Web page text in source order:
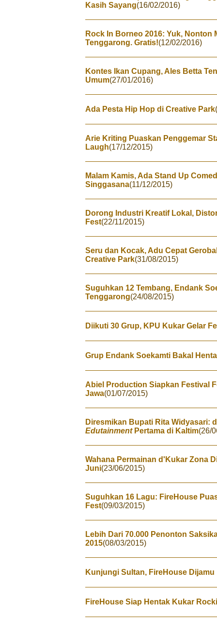
Kasih Sayang(16/02/2016)
Rock In Borneo 2016: Yuk, Nonton
Tenggarong. Gratis!(12/02/2016)
Kontes Ikan Cupang, Ales Betta
Umum(27/01/2016)
Ada Pesta Hip Hop di Creative Park
Arie Kriting Puaskan Penggemar
Laugh(17/12/2015)
Malam Kamis, Ada Stand Up
Singgasana(11/12/2015)
Dorong Industri Kreatif Lokal,
Fest(22/11/2015)
Seru dan Kocak, Adu Cepat
Creative Park(31/08/2015)
Suguhkan 12 Tembang, Endank
Tenggarong(24/08/2015)
Diikuti 30 Grup, KPU Kukar Gelar
Grup Endank Soekamti Bakal
Abiel Production Siapkan Festival
Jawa(01/07/2015)
Diresmikan Bupati Rita Widyasari:
EdutainmentPertama di Kaltim(26/
Wahana Permainan d'Kukar Zona
Juni(23/06/2015)
Suguhkan 16 Lagu: FireHouse
Fest(09/03/2015)
Lebih Dari 70.000 Penonton
2015(08/03/2015)
Kunjungi Sultan, FireHouse
FireHouse Siap Hentak Kukar